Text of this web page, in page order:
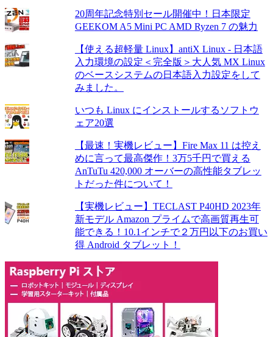
20周年記念特別セール開催中！日本限定
GEEKOM A5 Mini PC AMD Ryzen 7 の魅力
【使える超軽量 Linux】antiX Linux - 日本語
入力環境の設定＜完全版＞大人気 MX Linux
のベースシステムの日本語入力設定をして
みました。
いつも Linux にインストールするソフトウ
ェア20選
【最速！実機レビュー】Fire Max 11 は控え
めに言って最高傑作！3万5千円で買える
AnTuTu 420,000 オーバーの高性能タブレッ
トだった件について！
【実機レビュー】TECLAST P40HD 2023年
新モデル Amazon プライムで高画質再生可
能できる！10.1インチで２万円以下のお買い
得 Android タブレット！